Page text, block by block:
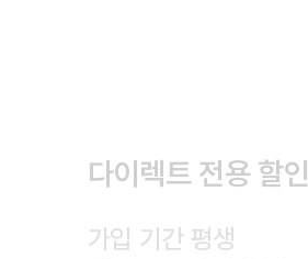
다이렉트 전용 할인
가입 기간 평생